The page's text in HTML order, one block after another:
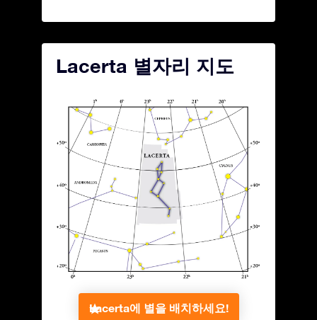
Lacerta 별자리 지도
Lacerta에 별을 배치하세요!